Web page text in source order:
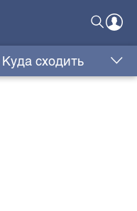
Куда сходить